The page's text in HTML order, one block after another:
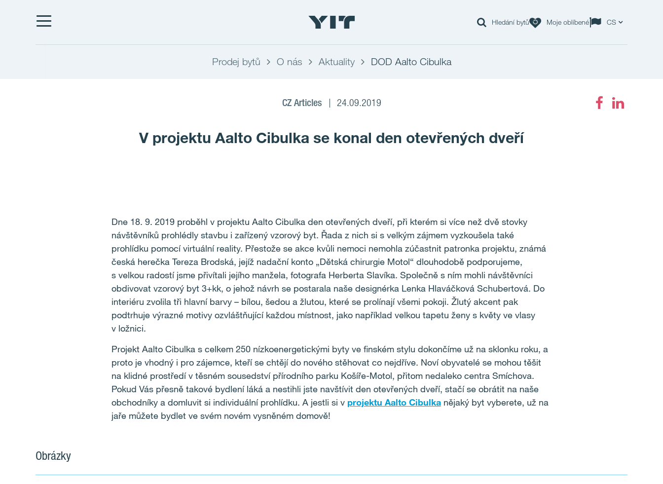
Hledání bytů Moje oblíbené CS
Prodej bytů O nás Aktuality DOD Aalto Cibulka
CZ Articles 24.09.2019
V projektu Aalto Cibulka se konal den otevřených dveří
Dne 18. 9. 2019 proběhl v projektu Aalto Cibulka den otevřených dveří, při kterém si více než dvě stovky
návštěvníků prohlédly stavbu i zařízený vzorový byt. Řada z nich si s velkým zájmem vyzkoušela také
prohlídku pomocí virtuální reality. Přestože se akce kvůli nemoci nemohla zúčastnit patronka projektu, známá
česká herečka Tereza Brodská, jejíž nadační konto „Dětská chirurgie Motol“ dlouhodobě podporujeme,
s velkou radostí jsme přivítali jejího manžela, fotografa Herberta Slavíka. Společně s ním mohli návštěvníci
obdivovat vzorový byt 3+kk, o jehož návrh se postarala naše designérka Lenka Hlaváčková Schubertová. Do
interiéru zvolila tři hlavní barvy – bílou, šedou a žlutou, které se prolínají všemi pokoji. Žlutý akcent pak
podtrhuje výrazné motivy ozvláštňující každou místnost, jako například velkou tapetu ženy s květy ve vlasy
v ložnici.
Projekt Aalto Cibulka s celkem 250 nízkoenergetickými byty ve finském stylu dokončíme už na sklonku roku, a
proto je vhodný i pro zájemce, kteří se chtějí do nového stěhovat co nejdříve. Noví obyvatelé se mohou těšit
na klidné prostředí v těsném sousedství přírodního parku Košíře-Motol, přitom nedaleko centra Smíchova.
Pokud Vás přesně takové bydlení láká a nestihli jste navštívit den otevřených dveří, stačí se obrátit na naše
obchodníky a domluvit si individuální prohlídku. A jestli si v projektu Aalto Cibulkanějaký byt vyberete, už na
jaře můžete bydlet ve svém novém vysněném domově!
Obrázky